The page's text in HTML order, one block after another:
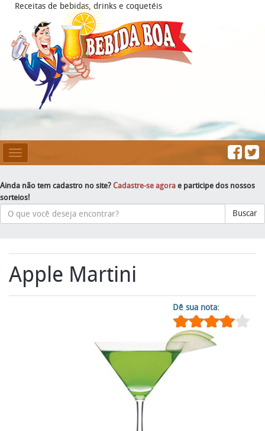
Receitas de bebidas, drinks e coquetéis
Mesclar
Navegação
Ainda não tem cadastro no site? Cadastre-se agora e participe dos nossos
sorteios!
Buscar
Apple Martini
Dê sua nota: